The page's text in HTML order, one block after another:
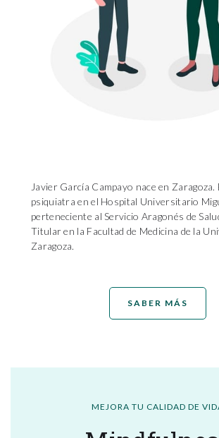
Javier García Campayo nace en Zaragoza.
psiquiatra en el Hospital Universitario
perteneciente al Servicio Aragonés de
Titular en la Facultad de Medicina de la
Zaragoza.
SABER MÁS
MEJORA TU CALIDAD DE